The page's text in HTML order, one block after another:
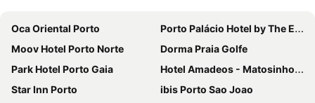
Oca Oriental Porto
Porto Palácio Hotel by The Editory
Moov Hotel Porto Norte
Dorma Praia Golfe
Park Hotel Porto Gaia
Hotel Amadeos - Matosinhos - Porto
Star Inn Porto
ibis Porto Sao Joao